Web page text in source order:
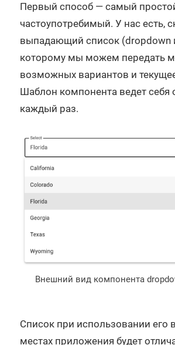
Первый способ — самый
частоупотребимый. У нас есть,
выпадающий список (dropdown
которому мы можем передать
возможных вариантов и
Шаблон компонента ведет себя
каждый раз.
Внешний вид компонента
Список при использовании его
местах приложения будет